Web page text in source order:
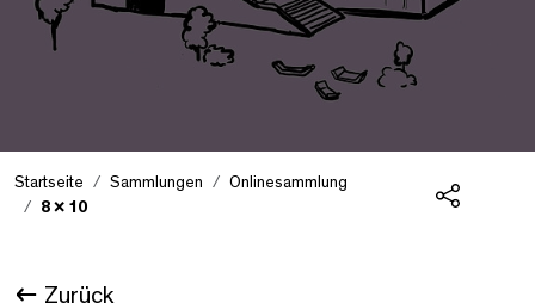
Startseite Sammlungen
Onlinesammlung
8 x 10
Zurück